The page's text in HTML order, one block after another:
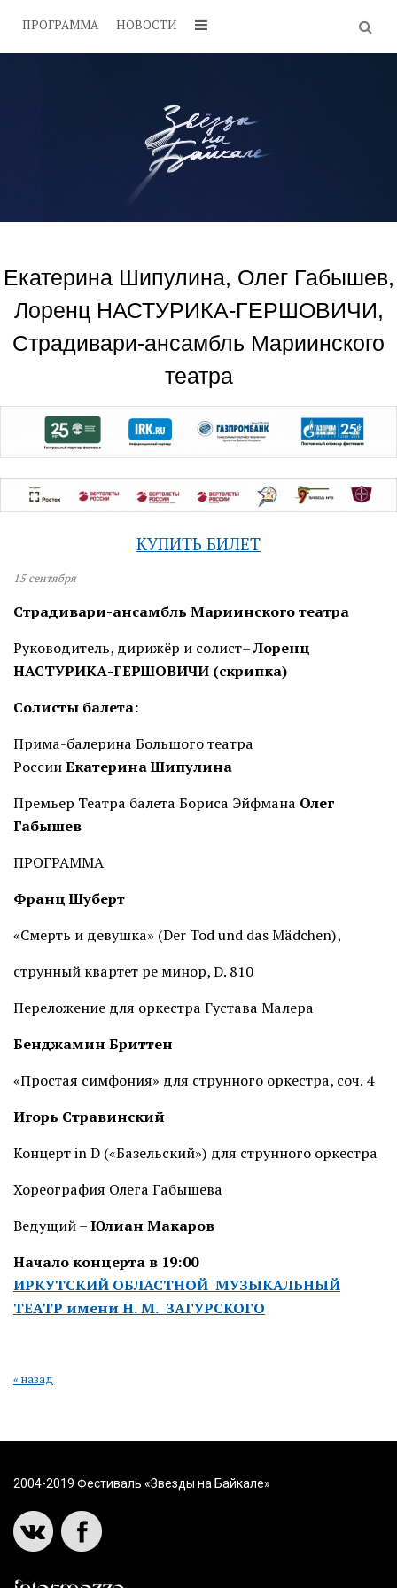
ПРОГРАММА НОВОСТИ
Екатерина Шипулина, Олег Габышев,
Лоренц НАСТУРИКА-ГЕРШОВИЧИ,
Страдивари-ансамбль Мариинского
театра
КУПИТЬ БИЛЕТ
15сентября
Страдивари-ансамбль Мариинского театра
Руководитель, дирижёр и солист–Лоренц
НАСТУРИКА-ГЕРШОВИЧИ (скрипка)
Солисты балета:
Прима-балерина Большого театра
РоссииЕкатерина Шипулина
Премьер Театра балета Бориса Эйфмана Олег
Габышев
ПРОГРАММА
Франц Шуберт
«Смерть и девушка» (Der Tod und das Mädchen),
струнный квартет ре минор, D. 810
Переложение для оркестра Густава Малера
Бенджамин Бриттен
«Простая симфония» для струнного оркестра, соч. 4
Игорь Стравинский
Концерт in D («Базельский») для струнного оркестра
Хореография Олега Габышева
Ведущий –Юлиан Макаров
Начало концерта в 19:00
ИРКУТСКИЙ ОБЛАСТНОЙ МУЗЫКАЛЬНЫЙ
ТЕАТР имени Н. М. ЗАГУРСКОГО
« назад
2004-2019 Фестиваль «Звезды на Байкале»